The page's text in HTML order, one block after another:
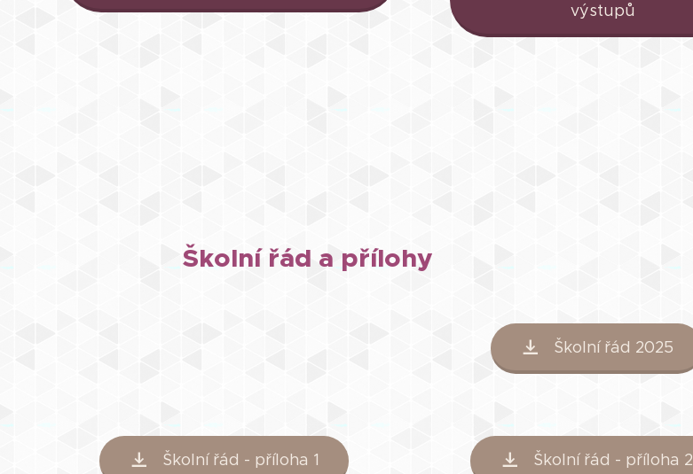
výstupů
Školní řád a přílohy
Školní řád 2025
Školní řád - příloha 1 Školní řád - příloha 2